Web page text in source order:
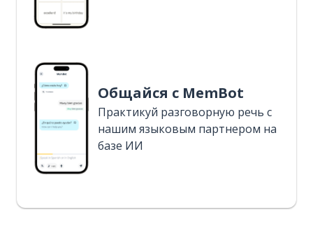
Общайся с MemBot
Практикуй разговорную речь с
нашим языковым партнером на
базе ИИ